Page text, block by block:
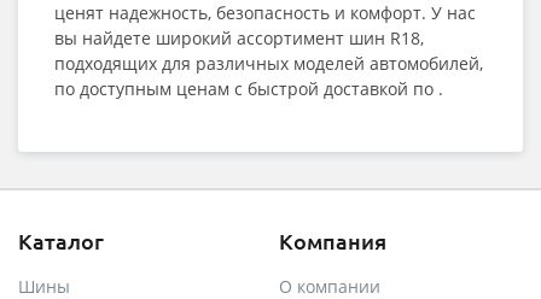
ценят надежность, безопасность и комфорт. У нас
вы найдете широкий ассортимент шин R18,
подходящих для различных моделей автомобилей,
по доступным ценам с быстрой доставкой по .
Каталог
Шины
Компания
О компании